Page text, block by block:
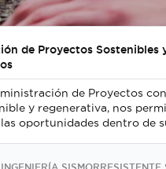
de Proyectos Sostenibles
de Proyectos
y regenerativa, nos
oportunidades dentro de